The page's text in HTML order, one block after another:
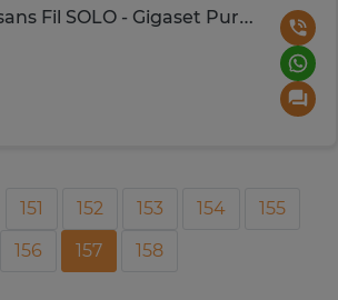
Téléphone fixe sans Fil SOLO - Gigaset Pure 120
151 152 153 154
155
156
157 158